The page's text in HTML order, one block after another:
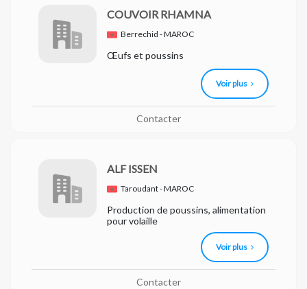
COUVOIR RHAMNA
Berrechid - MAROC
Œufs et poussins
Voir plus
Contacter
ALF ISSEN
Taroudant - MAROC
Production de poussins, alimentation
pour volaille
Voir plus
Contacter